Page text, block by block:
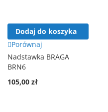
Kaszmir
Dąb Cremona
Platynowy Szary
który pozwala rozbudować
Dodaj do koszyka
Porównaj
Nadstawka BRAGA
BRN6
105,00 zł